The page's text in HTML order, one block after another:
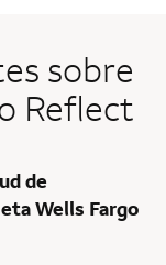
sobre
Reflect
de
Wells Fargo